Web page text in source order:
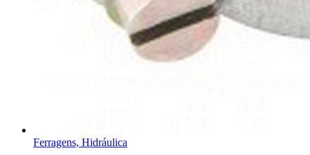
Ferragens, Hidráulica